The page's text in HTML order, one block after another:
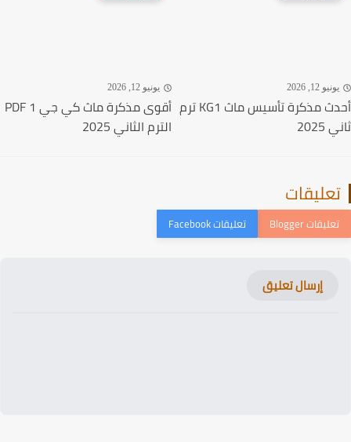
12, 2026
أحدث مذكرة تأسيس ماث KG1 ترم
يونيو 12, 2026
أقوى مذكرة ماث كي جي 1 PDF
الترم الثاني 2025
إرسال تعليق